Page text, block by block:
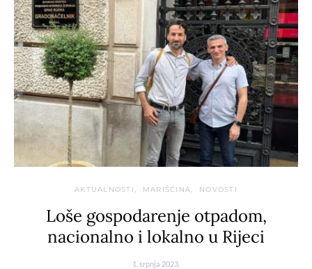
AKTUALNOSTI MARIŠĆINA NOVOSTI
Loše gospodarenje otpadom,
nacionalno i lokalno u Rijeci
1. srpnja 2023.